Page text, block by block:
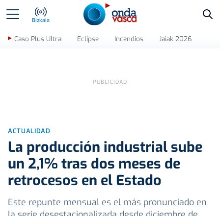
Bizkaia
Caso Plus Ultra Eclipse Incendios Jaiak 2026
ACTUALIDAD
La producción industrial sube
un 2,1% tras dos meses de
retrocesos en el Estado
Este repunte mensual es el más pronunciado en